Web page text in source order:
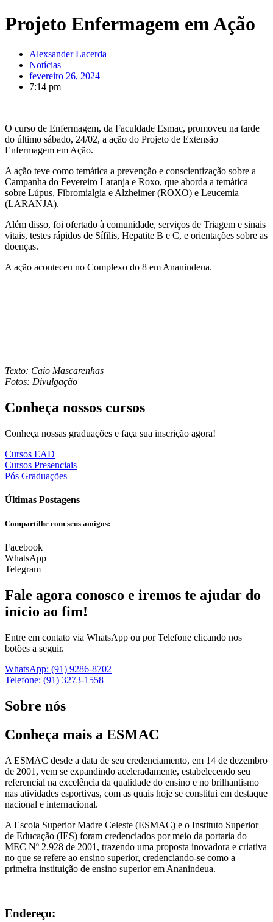
Projeto Enfermagem em Ação
Alexsander Lacerda
Notícias
fevereiro 26, 2024
7:14 pm
O curso de Enfermagem, da Faculdade Esmac, promoveu na tarde
do último sábado, 24/02, a ação do Projeto de Extensão
Enfermagem em Ação.
A ação teve como temática a prevenção e conscientização sobre a
Campanha do Fevereiro Laranja e Roxo, que aborda a temática
sobre Lúpus, Fibromialgia e Alzheimer (ROXO) e Leucemia
(LARANJA).
Além disso, foi ofertado à comunidade, serviços de Triagem e sinais
vitais, testes rápidos de Sífilis, Hepatite B e C, e orientações sobre as
doenças.
A ação aconteceu no Complexo do 8 em Ananindeua.
Texto: Caio Mascarenhas
Fotos: Divulgação
Conheça nossos cursos
Conheça nossas graduações e faça sua inscrição agora!
Cursos EAD
Cursos Presenciais
Pós Graduações
Últimas Postagens
Compartilhe com seus amigos:
Facebook
WhatsApp
Telegram
Fale agora conosco e iremos te ajudar do
início ao fim!
Entre em contato via WhatsApp ou por Telefone clicando nos
botões a seguir.
WhatsApp: (91) 9286-8702
Telefone: (91) 3273-1558
Sobre nós
Conheça mais a ESMAC
A ESMAC desde a data de seu credenciamento, em 14 de dezembro
de 2001, vem se expandindo aceleradamente, estabelecendo seu
referencial na excelência da qualidade do ensino e no brilhantismo
nas atividades esportivas, com as quais hoje se constitui em destaque
nacional e internacional.
A Escola Superior Madre Celeste (ESMAC) e o Instituto Superior
de Educação (IES) foram credenciados por meio da portaria do
MEC Nº 2.928 de 2001, trazendo uma proposta inovadora e criativa
no que se refere ao ensino superior, credenciando-se como a
primeira instituição de ensino superior em Ananindeua.
Endereço: